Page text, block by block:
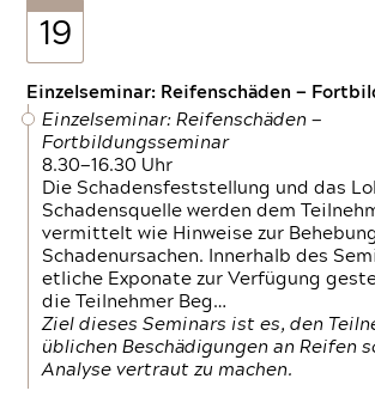
19
Einzelseminar: Reifenschäden —
Einzelseminar: Reifenschäden —
Fortbildungsseminar
8.30—16.30 Uhr
Die Schadensfeststellung und das
Schadensquelle werden dem
vermittelt wie Hinweise zur
Schadenursachen. Innerhalb des
etliche Exponate zur Verfügung
die Teilnehmer Beg…
Ziel dieses Seminars ist es, den
üblichen Beschädigungen an Reifen
Analyse vertraut zu machen.